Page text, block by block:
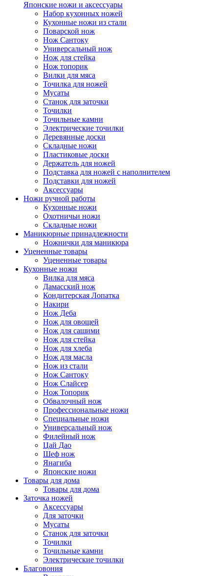
Японские ножи и аксессуары
Набор кухонных ножей
Кухонные ножи из стали
Поварской нож
Нож Сантоку
Универсальный нож
Нож для стейка
Нож топорик
Вилки для мяса
Точилка для ножей
Мусаты
Станок для заточки
Точилки
Точильные камни
Электрические точилки
Деревянные доски
Складные ножи
Пластиковые доски
Держатель для ножей
Подставка для ножей с наполнителем
Подставки для ножей
Аксессуары
Ножи ручной работы
Кухонные ножи
Охотничьи ножи
Складные ножи
Маникюрные принадлежности
Ножнички для маникюра
Уцененные товары
Уцененные товары
Кухонные ножи
Вилка для мяса
Дамасский нож
Кондитерская Лопатка
Накири
Нож Деба
Нож для овощей
Нож для сашими
Нож для стейка
Нож для хлеба
Нож для масла
Нож из стали
Нож Сантоку
Нож Слайсер
Нож Топорик
Обвалочный нож
Профессиональные ножи
Специальные ножи
Универсальный нож
Филейный нож
Цай Дао
Шеф нож
Янагиба
Японские ножи
Товары для дома
Товары для дома
Заточка ножей
Аксессуары
Для заточки
Мусаты
Станок для заточки
Точилки
Точильные камни
Электрические точилки
Благовония